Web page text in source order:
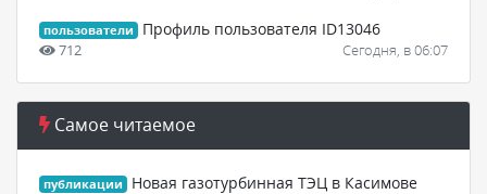
пользователи Профиль пользователя ID13046
712 Сегодня, в 06:07
Самое читаемое
публикации
Новая газотурбинная ТЭЦ в Касимове